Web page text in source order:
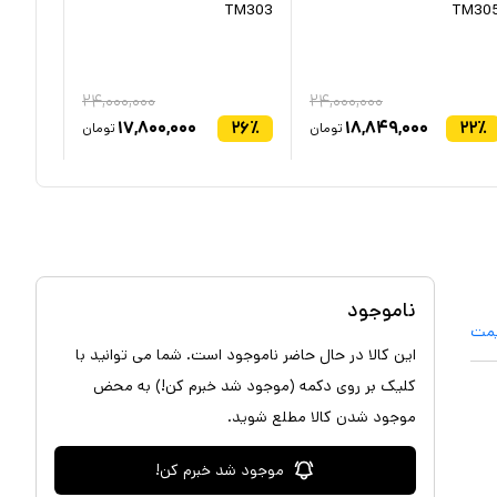
۲۲٪
۲۴,۰۰۰,۰۰۰
۱۸,۸۴۹,۰۰۰ تومان
TM303
۲۶٪
۲۴,۰۰۰,۰۰۰
۱۷,۸۰۰,۰۰۰ تومان
ناموجود
این کالا در حال حاضر ناموجود است. شما می توانید با
کلیک بر روی دکمه (موجود شد خبرم کن!) به محض
موجود شدن کالا مطلع شوید.
موجود شد خبرم کن!